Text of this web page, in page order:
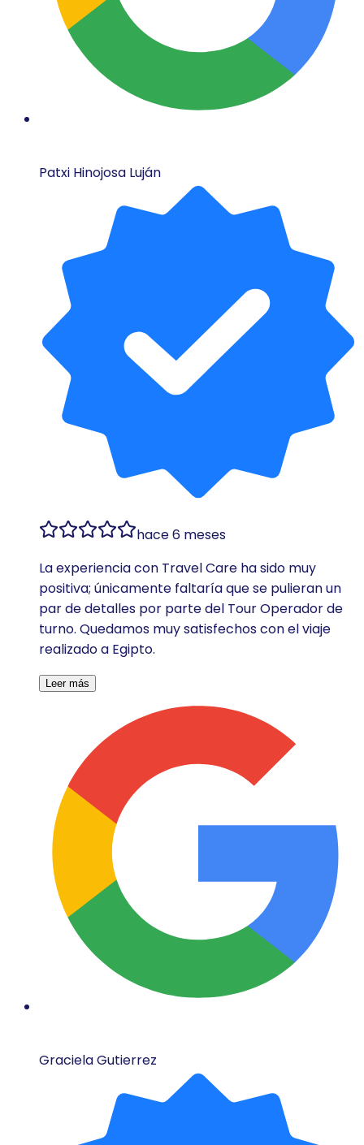
Patxi Hinojosa Luján
hace 6 meses
La experiencia con Travel Care ha sido muy
positiva; únicamente faltaría que se pulieran un
par de detalles por parte del Tour Operador de
turno. Quedamos muy satisfechos con el viaje
realizado a Egipto.
Leer más
Graciela Gutierrez